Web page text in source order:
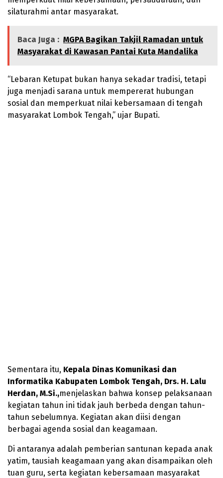
silaturahmi antar masyarakat.
Baca Juga : MGPA Bagikan Takjil Ramadan untuk
Masyarakat di Kawasan Pantai Kuta Mandalika
“Lebaran Ketupat bukan hanya sekadar tradisi, tetapi
juga menjadi sarana untuk mempererat hubungan
sosial dan memperkuat nilai kebersamaan di tengah
masyarakat Lombok Tengah,” ujar Bupati.
Sementara itu, Kepala Dinas Komunikasi dan
Informatika Kabupaten Lombok Tengah, Drs. H. Lalu
Herdan, M.Si.,menjelaskan bahwa konsep pelaksanaan
kegiatan tahun ini tidak jauh berbeda dengan tahun-
tahun sebelumnya. Kegiatan akan diisi dengan
berbagai agenda sosial dan keagamaan.
Di antaranya adalah pemberian santunan kepada anak
yatim, tausiah keagamaan yang akan disampaikan oleh
tuan guru, serta kegiatan kebersamaan masyarakat